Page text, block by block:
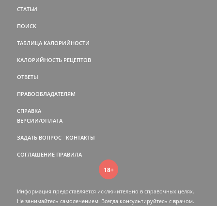
СТАТЬИ
ПОИСК
ТАБЛИЦА КАЛОРИЙНОСТИ
КАЛОРИЙНОСТЬ РЕЦЕПТОВ
ОТВЕТЫ
ПРАВООБЛАДАТЕЛЯМ
СПРАВКА
ВЕРСИИ/ОПЛАТА
ЗАДАТЬ ВОПРОС КОНТАКТЫ
СОГЛАШЕНИЕ ПРАВИЛА
18+
Информация предоставляется исключительно в справочных целях.
Не занимайтесь самолечением. Всегда консультируйтесь c врачом.